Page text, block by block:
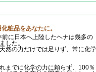
粧品をあなたに。
に日本へ上陸したヘナは幾多の
した。
然の力だけでは足りず、常に化学
までに化学の力に頼らず、100％